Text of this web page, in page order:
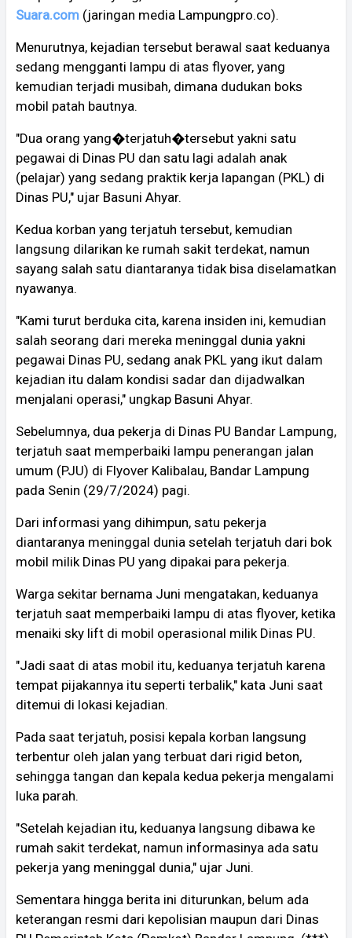
Suara.com (jaringan media Lampungpro.co).
Menurutnya, kejadian tersebut berawal saat keduanya
sedang mengganti lampu di atas flyover, yang
kemudian terjadi musibah, dimana dudukan boks
mobil patah bautnya.
"Dua orang yang�terjatuh�tersebut yakni satu
pegawai di Dinas PU dan satu lagi adalah anak
(pelajar) yang sedang praktik kerja lapangan (PKL) di
Dinas PU," ujar Basuni Ahyar.
Kedua korban yang terjatuh tersebut, kemudian
langsung dilarikan ke rumah sakit terdekat, namun
sayang salah satu diantaranya tidak bisa diselamatkan
nyawanya.
"Kami turut berduka cita, karena insiden ini, kemudian
salah seorang dari mereka meninggal dunia yakni
pegawai Dinas PU, sedang anak PKL yang ikut dalam
kejadian itu dalam kondisi sadar dan dijadwalkan
menjalani operasi," ungkap Basuni Ahyar.
Sebelumnya, dua pekerja di Dinas PU Bandar Lampung,
terjatuh saat memperbaiki lampu penerangan jalan
umum (PJU) di Flyover Kalibalau, Bandar Lampung
pada Senin (29/7/2024) pagi.
Dari informasi yang dihimpun, satu pekerja
diantaranya meninggal dunia setelah terjatuh dari bok
mobil milik Dinas PU yang dipakai para pekerja.
Warga sekitar bernama Juni mengatakan, keduanya
terjatuh saat memperbaiki lampu di atas flyover, ketika
menaiki sky lift di mobil operasional milik Dinas PU.
"Jadi saat di atas mobil itu, keduanya terjatuh karena
tempat pijakannya itu seperti terbalik," kata Juni saat
ditemui di lokasi kejadian.
Pada saat terjatuh, posisi kepala korban langsung
terbentur oleh jalan yang terbuat dari rigid beton,
sehingga tangan dan kepala kedua pekerja mengalami
luka parah.
"Setelah kejadian itu, keduanya langsung dibawa ke
rumah sakit terdekat, namun informasinya ada satu
pekerja yang meninggal dunia," ujar Juni.
Sementara hingga berita ini diturunkan, belum ada
keterangan resmi dari kepolisian maupun dari Dinas